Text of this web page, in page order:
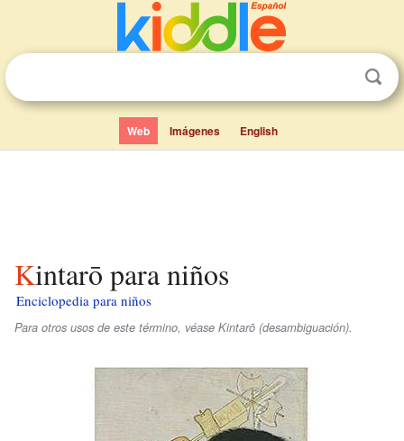
Web Imágenes English
Kintarō para niños
Enciclopedia para niños
Para otros usos de este término, véase Kintarō (desambiguación).